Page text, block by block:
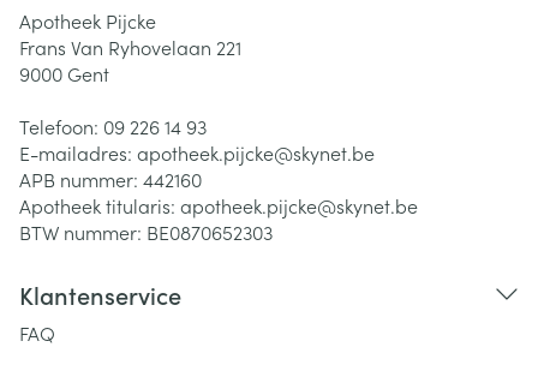
Apotheek Pijcke
Frans Van Ryhovelaan 221
9000 Gent
Telefoon: 09 226 14 93
E-mailadres: apotheek.pijcke@skynet.be
APB nummer: 442160
Apotheek titularis: apotheek.pijcke@skynet.be
BTW nummer: BE0870652303
Klantenservice
FAQ